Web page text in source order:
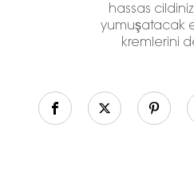
hassas cildinizi
yumuşatacak
kremlerini